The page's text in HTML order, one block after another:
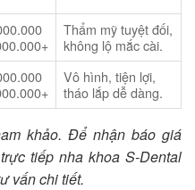
Thẩm mỹ tuyệt đối,
không lộ mắc cài.
Vô hình, tiện lợi,
tháo lắp dễ dàng.
khảo. Để nhận báo giá
tiếp nha khoa S-Dental
vấn chi tiết.